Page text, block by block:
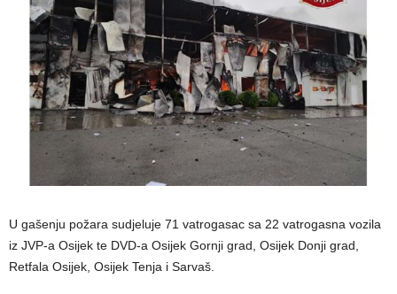
U gašenju požara sudjeluje 71 vatrogasac sa 22 vatrogasna vozila
iz JVP-a Osijek te DVD-a Osijek Gornji grad, Osijek Donji grad,
Retfala Osijek, Osijek Tenja i Sarvaš.